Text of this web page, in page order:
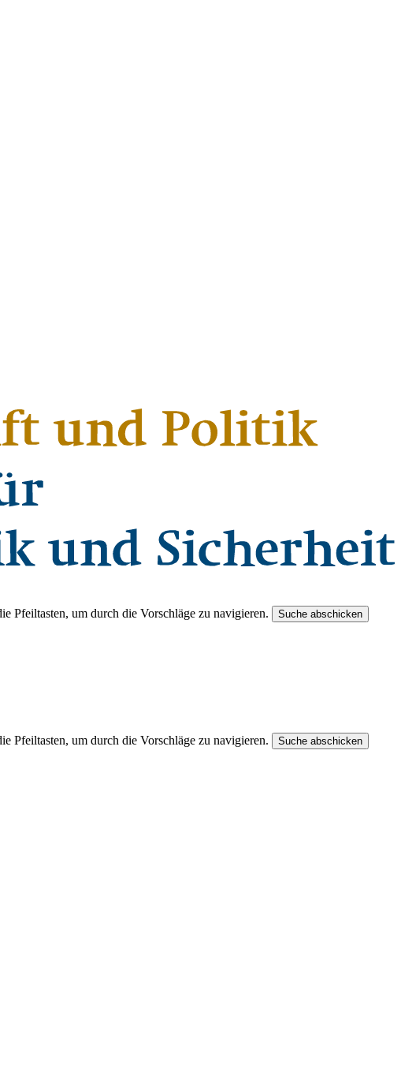
Pfeiltasten, um durch die Vorschläge zu navigieren. Suche abschicken
Pfeiltasten, um durch die Vorschläge zu navigieren. Suche abschicken